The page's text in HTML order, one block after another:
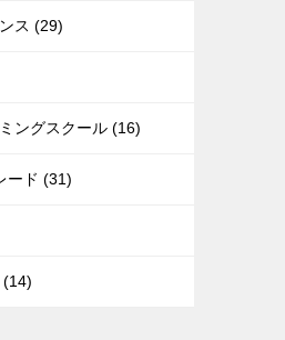
ス (29)
ングスクール (16)
ード (31)
(14)